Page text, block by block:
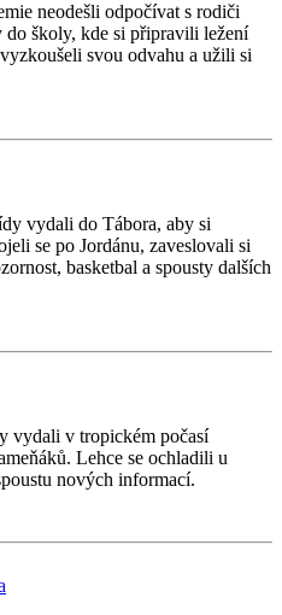
neodešli odpočívat s rodiči
do školy, kde si připravili ležení
svou odvahu a užili si
vydali do Tábora, aby si
se po Jordánu, zaveslovali si
basketbal a spousty dalších
vydali v tropickém počasí
Lehce se ochladili u
nových informací.